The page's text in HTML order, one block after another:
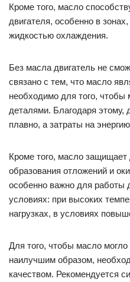
Кроме того, масло
двигателя, особенно в
жидкостью охлаждения.
Без масла двигатель не
связано с тем, что масло
необходимо для того,
деталями. Благодаря этому,
плавно, а затраты на
Кроме того, масло защищает
образования отложений и
особенно важно для работы
условиях: при высоких
нагрузках, в условиях
Для того, чтобы масло
наилучшим образом,
качеством. Рекомендуется